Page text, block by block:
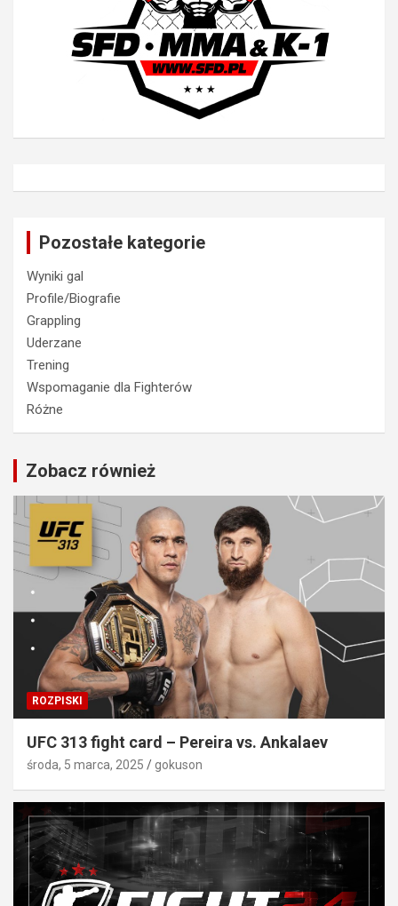
Pozostałe kategorie
Wyniki gal
Profile/Biografie
Grappling
Uderzane
Trening
Wspomaganie dla Fighterów
Różne
Zobacz również
ROZPISKI
UFC 313 fight card – Pereira vs. Ankalaev
środa, 5 marca, 2025 gokuson